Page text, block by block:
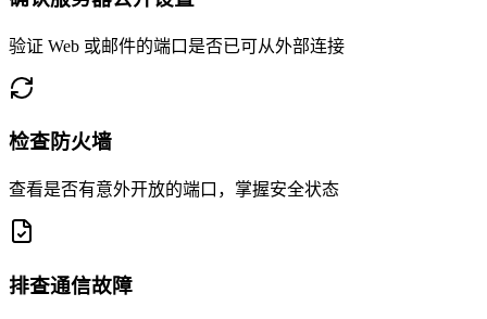
验证 Web 或邮件的端口是否已可从外部连接
检查防火墙
查看是否有意外开放的端口，掌握安全状态
排查通信故障